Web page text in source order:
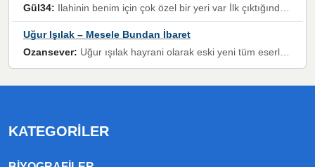
Gül34: Ilahinin benim için çok özel bir yeri var İlk çıktığında komşum ne kadar yüksek sesle dinliyorsa orada duymuştum ve YouTube'dan aratıp Bu ilahiyi bulmuştum ve sonra müdavimi oldum günlük Ben de 3-5 kere dinleyip ezberleyip artık ilahiye bende eşlik ediyorum yüksek sesle Allah razı olsun hizmet nimettir Rabbim sizin zahmetlerinize de hayırlı nimetler versin Selam ve dua ile Allah'a emanet olun
Uğur Işılak – Mesele Bundan İbaret
Ozansever: Uğur ışılak hayrani olarak eski yeni tüm eserlerini keyifle huzurla dinleyenlerden birisiyim, emeğine saygı duyan gönül veren bunu en güzel şekilde sevenlerine ulaştıran siz değerli sayfa yöneticilerine de teşekkür ederim
KATEGORILER